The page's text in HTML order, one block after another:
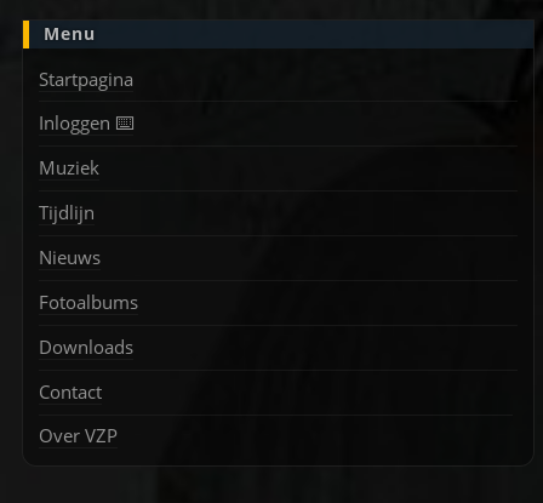
Menu
Startpagina
Inloggen ⌨️
Muziek
Tijdlijn
Nieuws
Fotoalbums
Downloads
Contact
Over VZP